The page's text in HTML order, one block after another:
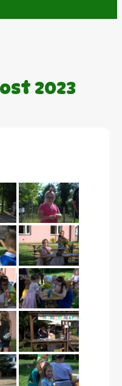
2023